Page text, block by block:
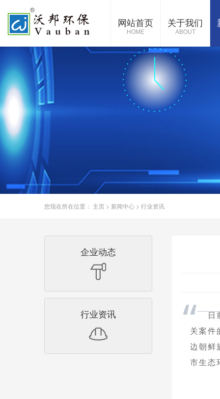
网站首页
HOME
关于我们
ABOUT
您现在所在位置： 主页 > 新闻中心 > 行业资讯
企业动态
行业资讯 “
日
关案件
边朝鲜
市生态